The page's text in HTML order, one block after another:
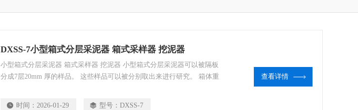
DXSS-7小型箱式分层采泥器 箱式采样器 挖泥器
小型箱式分层采泥器 箱式采样器 挖泥器 小型箱式分层采泥器可以被隔板
分成7层20mm 厚的样品。 这些样品可以被分别取出来进行研究。 箱体重
6mm。
时间： 2026-01-29 型号： DXSS-7
查看详情